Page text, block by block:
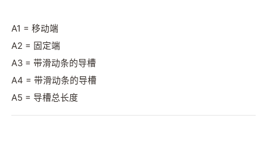
A1 = 移动端
A2 = 固定端
A3 = 带滑动条的导槽
A4 = 带滑动条的导槽
A5 = 导槽总长度